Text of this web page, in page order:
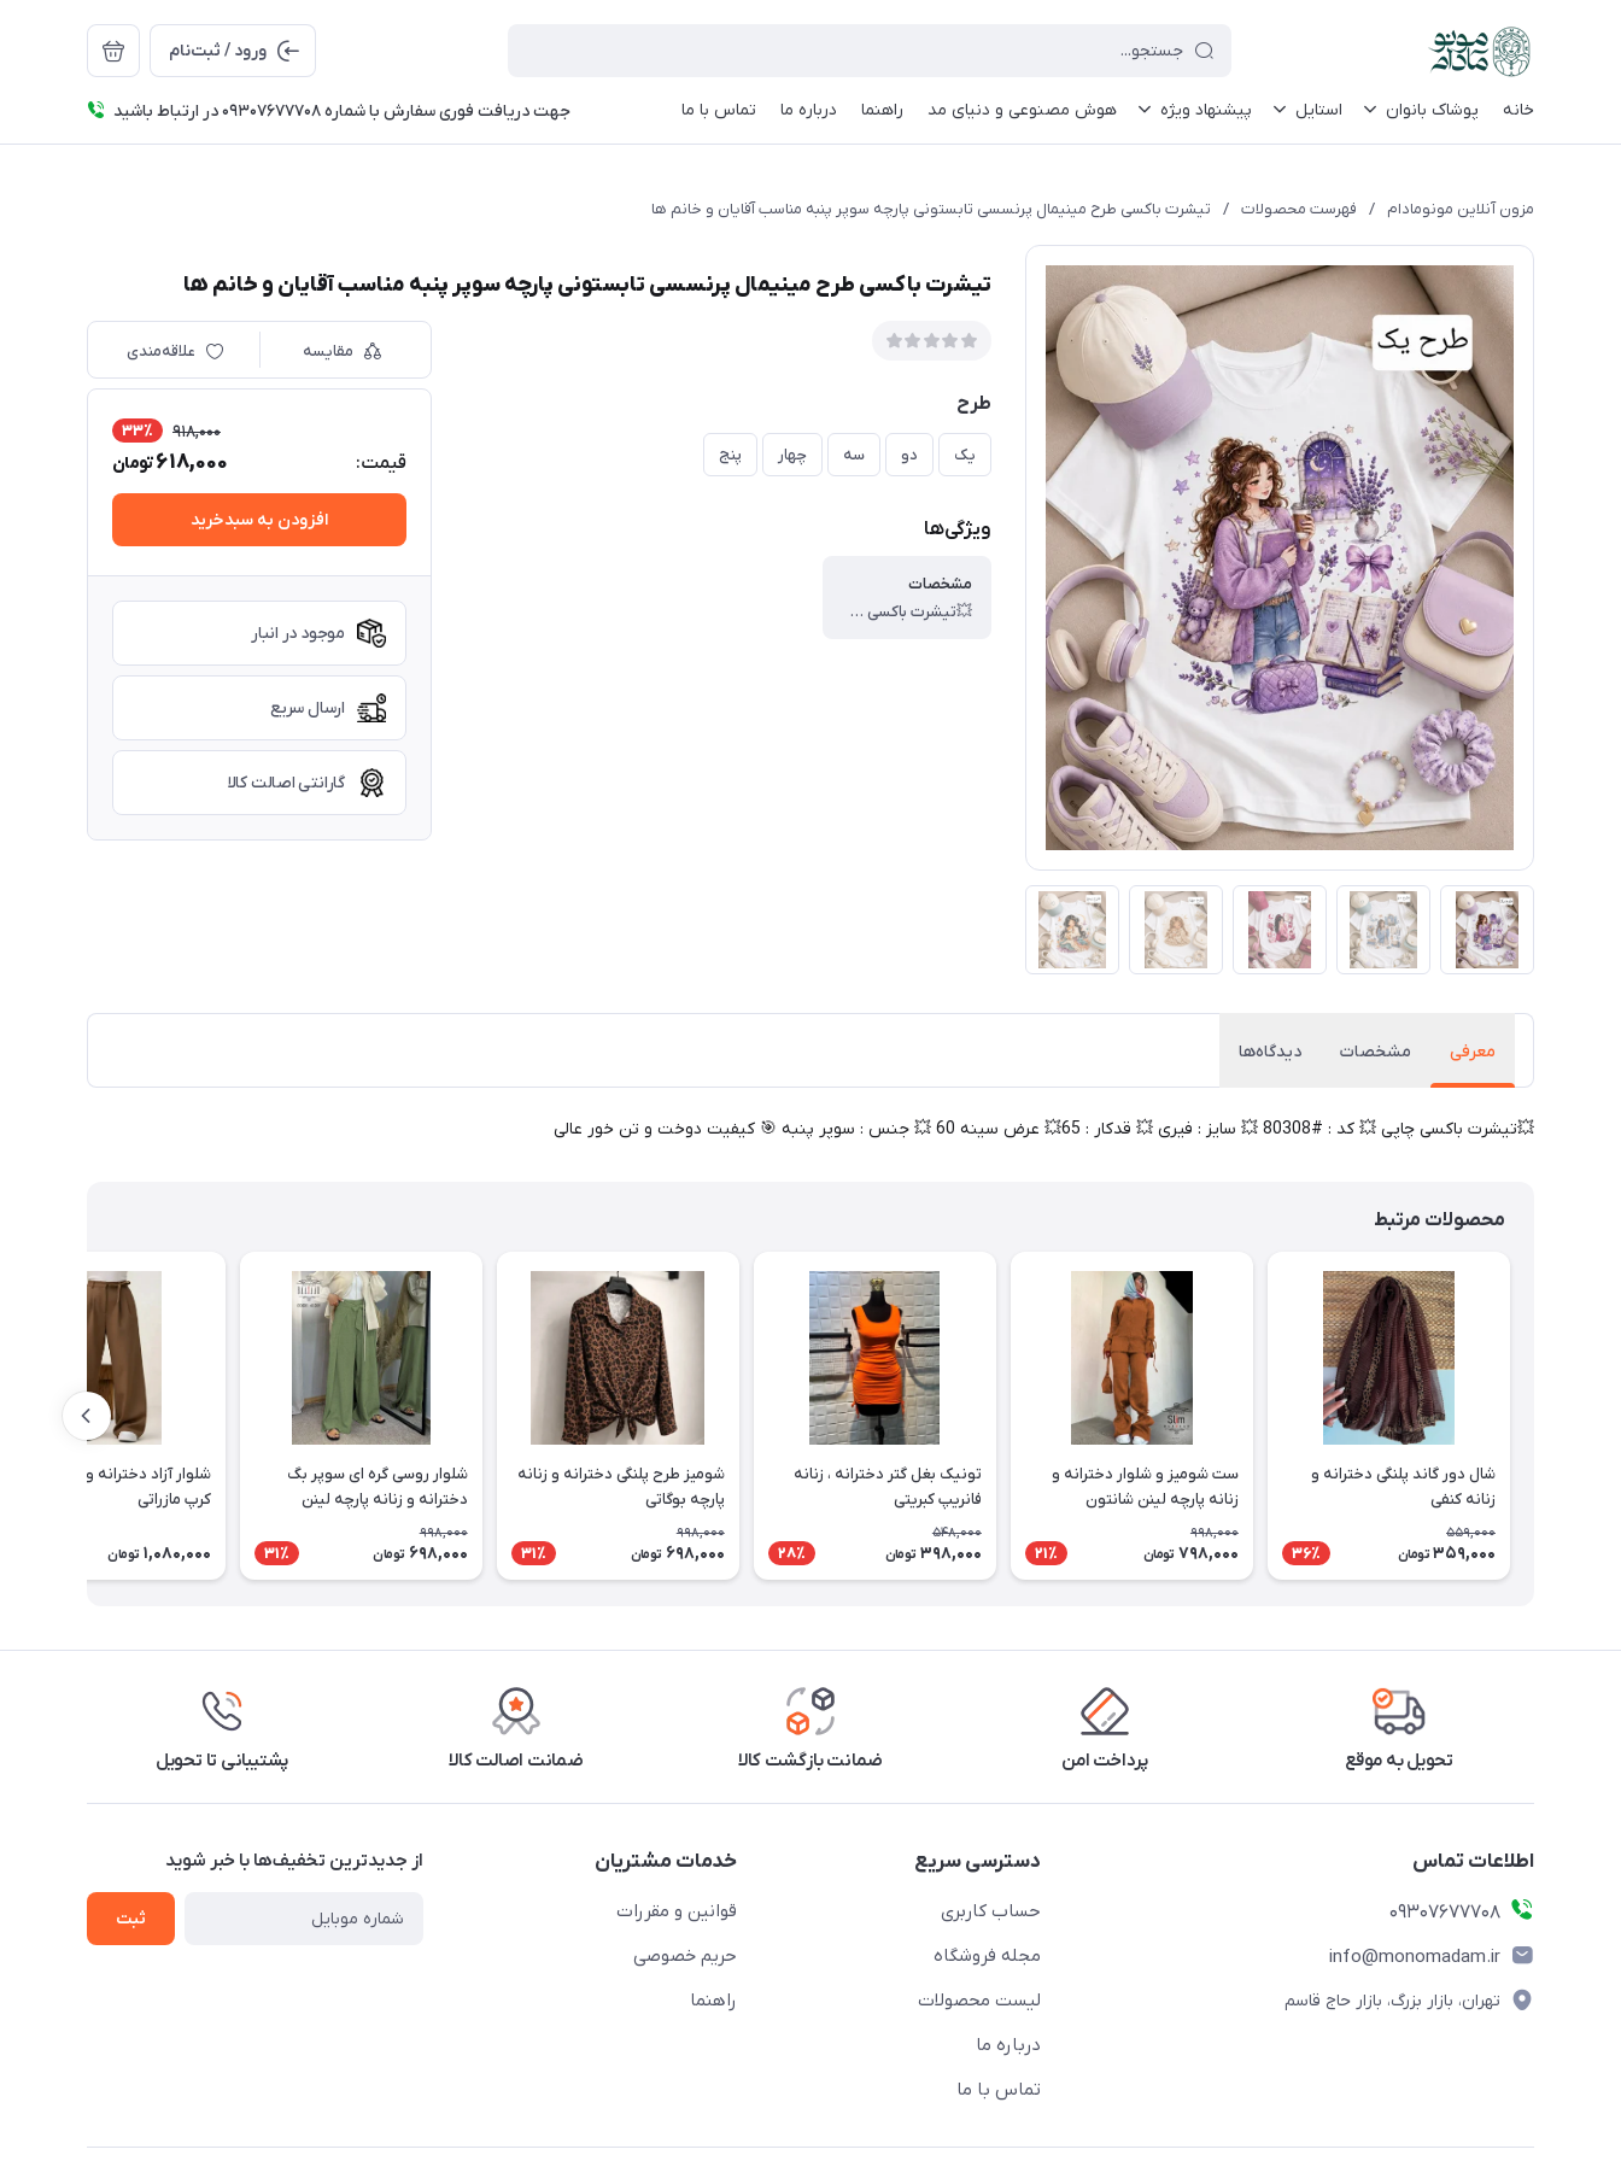
ورود / ثبت‌نام
خانه پوشاک بانوان استایل پیشنهاد ویژه هوش مصنوعی و دنیای مد راهنما درباره ما تماس با ما جهت دریافت فوری سفارش با شماره 09307677708 در ارتباط باشید
مزون آنلاین مونومادام / فهرست محصولات / تیشرت باکسی طرح مینیمال پرنسسی تابستونی پارچه سوپر پنبه مناسب آقایان و خانم ها
تیشرت باکسی طرح مینیمال پرنسسی تابستونی پارچه سوپر پنبه مناسب آقایان و خانم ها
طرح
یک دو سه چهار پنج
ویژگی‌ها
مشخصات
💥تیشرت باکسی چاپی ، 💥کد : #80308 ، 💥سایز : فیری ، 💥قدکار : 65 ، 💥 عرض سینه 60 ، 💥جنس : سوپر پنبه ، 🎯کیفیت دوخت و تن خور عالی
مقایسه علاقه‌مندی
قیمت:
918,000 33٪
618,000تومان
افزودن به سبدخرید
موجود در انبار
ارسال سریع
گارانتی اصالت کالا
معرفی مشخصات دیدگاه‌ها
💥تیشرت باکسی چاپی 💥 کد : #80308 💥 سایز : فیری 💥 قدکار : 65💥 عرض سینه 60 💥 جنس : سوپر پنبه 🎯 کیفیت دوخت و تن خور عالی
محصولات مرتبط
شال دور گاند پلنگی دخترانه و
زنانه کنفی
559,000
359,000 تومان 36٪
ست شومیز و شلوار دخترانه و
زنانه پارچه لینن شانتون
998,000
798,000 تومان 21٪
تونیک بغل گتر دخترانه ، زنانه
فانریپ کبریتی
548,000
398,000 تومان 28٪
شومیز طرح پلنگی دخترانه و زنانه
پارچه بوگاتی
998,000
698,000 تومان 31٪
شلوار روسی گره ای سوپر بگ
دخترانه و زنانه پارچه لینن
شانتون
998,000
698,000 تومان 31٪
شلوار آزاد دخترانه و زنانه پارچه
کرپ مازراتی
1,080,000 تومان
تحویل به موقع پرداخت امن ضمانت بازگشت کالا ضمانت اصالت کالا پشتیبانی تا تحویل
اطلاعات تماس
09307677708
info@monomadam.ir
تهران، بازار بزرگ، بازار حاج قاسم
دسترسی سریع
حساب کاربری
مجله فروشگاه
لیست محصولات
درباره ما
تماس با ما
خدمات مشتریان
قوانین و مقررات
حریم خصوصی
راهنما
از جدید‌ترین تخفیف‌ها با‌ خبر شوید
ثبت